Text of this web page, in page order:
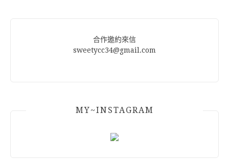
合作邀約來信
sweetycc34@gmail.com
MY~INSTAGRAM